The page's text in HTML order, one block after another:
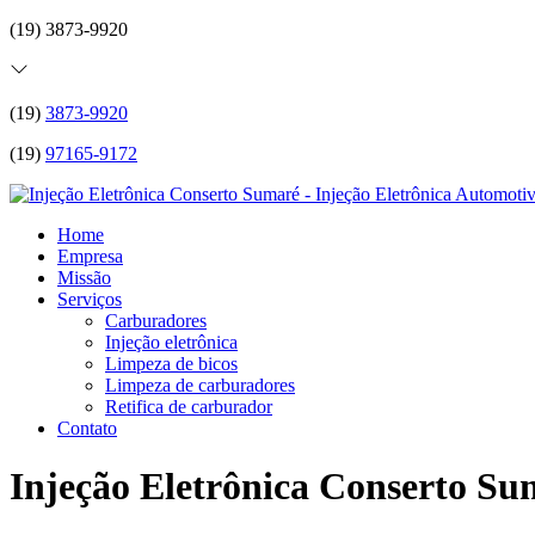
(19) 3873-9920
(19) 3873-9920
(19) 97165-9172
Home
Empresa
Missão
Serviços
Carburadores
Injeção eletrônica
Limpeza de bicos
Limpeza de carburadores
Retifica de carburador
Contato
Injeção Eletrônica Conserto